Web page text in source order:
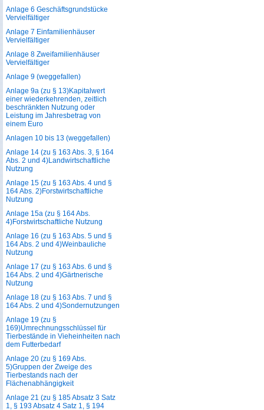
Anlage 6 Geschäftsgrundstücke
Vervielfältiger
Anlage 7 Einfamilienhäuser
Vervielfältiger
Anlage 8 Zweifamilienhäuser
Vervielfältiger
Anlage 9 (weggefallen)
Anlage 9a (zu § 13)Kapitalwert
einer wiederkehrenden, zeitlich
beschränkten Nutzung oder
Leistung im Jahresbetrag von
einem Euro
Anlagen 10 bis 13 (weggefallen)
Anlage 14 (zu § 163 Abs. 3, § 164
Abs. 2 und 4)Landwirtschaftliche
Nutzung
Anlage 15 (zu § 163 Abs. 4 und §
164 Abs. 2)Forstwirtschaftliche
Nutzung
Anlage 15a (zu § 164 Abs.
4)Forstwirtschaftliche Nutzung
Anlage 16 (zu § 163 Abs. 5 und §
164 Abs. 2 und 4)Weinbauliche
Nutzung
Anlage 17 (zu § 163 Abs. 6 und §
164 Abs. 2 und 4)Gärtnerische
Nutzung
Anlage 18 (zu § 163 Abs. 7 und §
164 Abs. 2 und 4)Sondernutzungen
Anlage 19 (zu §
169)Umrechnungsschlüssel für
Tierbestände in Vieheinheiten nach
dem Futterbedarf
Anlage 20 (zu § 169 Abs.
5)Gruppen der Zweige des
Tierbestands nach der
Flächenabhängigkeit
Anlage 21 (zu § 185 Absatz 3 Satz
1, § 193 Absatz 4 Satz 1, § 194